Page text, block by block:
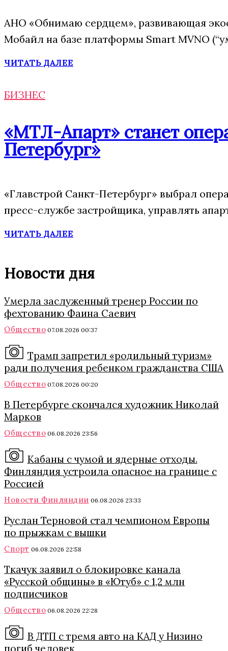
АНО «Обнимаю сердцем», развивающая
Мобайл на базе платформы Smart MVNO
ЧИТАТЬ ДАЛЕЕ
БИЗНЕС
«МТЛ-Апарт» станет
Петербург»
«Главстрой Санкт-Петербург» выбрал
пресс-службе застройщика, управлять
ЧИТАТЬ ДАЛЕЕ
Новости дня
Умерла заслуженный тренер России по
фехтованию Фаина Саевич
Общество 07.08.2026 00:37
Трамп запретил «родильный туризм»
ради получения ребенком гражданства США
Общество 07.08.2026 00:20
В Петербурге скончался художник Николай
Марков
Общество 06.08.2026 23:56
Кабаны с чумой и ядерные отходы.
Финляндия устроила опасное на границе с
Россией
Новости Финляндии 06.08.2026 23:33
Руслан Терновой стал чемпионом Европы
по прыжкам с вышки
Спорт 06.08.2026 22:58
Ткачук заявил о блокировке канала
«Русской общины» в «Ютуб» с 1,2 млн
подписчиков
Общество 06.08.2026 22:28
В ДТП с тремя авто на КАД у Низино
погиб человек